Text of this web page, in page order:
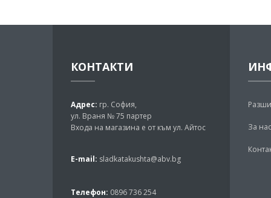
КОНТАКТИ
Адрес: гр. София,
ул. Враня № 75 партер
Входа на магазина е от към ул. Айтос
E-mail: sladkatakushta@abv.bg
Телефон: 0896 736 254
За нас